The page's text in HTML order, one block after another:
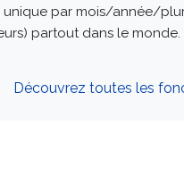
par mois/année/
partout dans le monde.
Découvrez toutes les